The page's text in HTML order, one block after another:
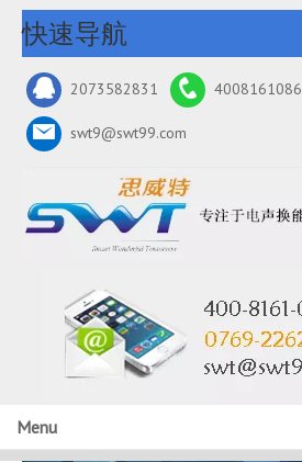
快速导航
2073582831 4008161086
swt9@swt99.com
Menu